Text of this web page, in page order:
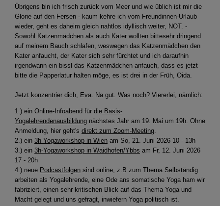
Übrigens bin ich frisch zurück vom Meer und wie üblich ist mir die
Glorie auf den Fersen - kaum kehre ich vom Freundinnen-Urlaub
wieder, geht es daheim gleich nahtlos idyllisch weiter, NOT. -
Sowohl Katzenmädchen als auch Kater wollten bittesehr dringend
auf meinem Bauch schlafen, weswegen das Katzenmädchen den
Kater anfaucht, der Kater sich sehr fürchtet und ich daraufhin
irgendwann ein bissl das Katzenmädchen anfauch, dass es jetzt
bitte die Papperlatur halten möge, es ist drei in der Früh, Oida.
Jetzt konzentrier dich, Eva. Na gut. Was noch? Viererlei, nämlich:
1.) ein Online-Infoabend für die Basis-
Yogalehrendenausbildung nächstes Jahr am 19. Mai um 19h. Ohne
Anmeldung, hier geht's direkt zum Zoom-Meeting.
2.) ein 3h-Yogaworkshop in Wien am So, 21. Juni 2026 10 - 13h
3.) ein 3h-Yogaworkshop in Waidhofen/Ybbs am Fr, 12. Juni 2026
17 - 20h
4.) neue Podcastfolgen sind online, z.B zum Thema Selbständig
arbeiten als Yogalehrende, eine Ode ans somatische Yoga ham wir
fabriziert, einen sehr kritischen Blick auf das Thema Yoga und
Macht gelegt und uns gefragt, inwiefern Yoga politisch ist.